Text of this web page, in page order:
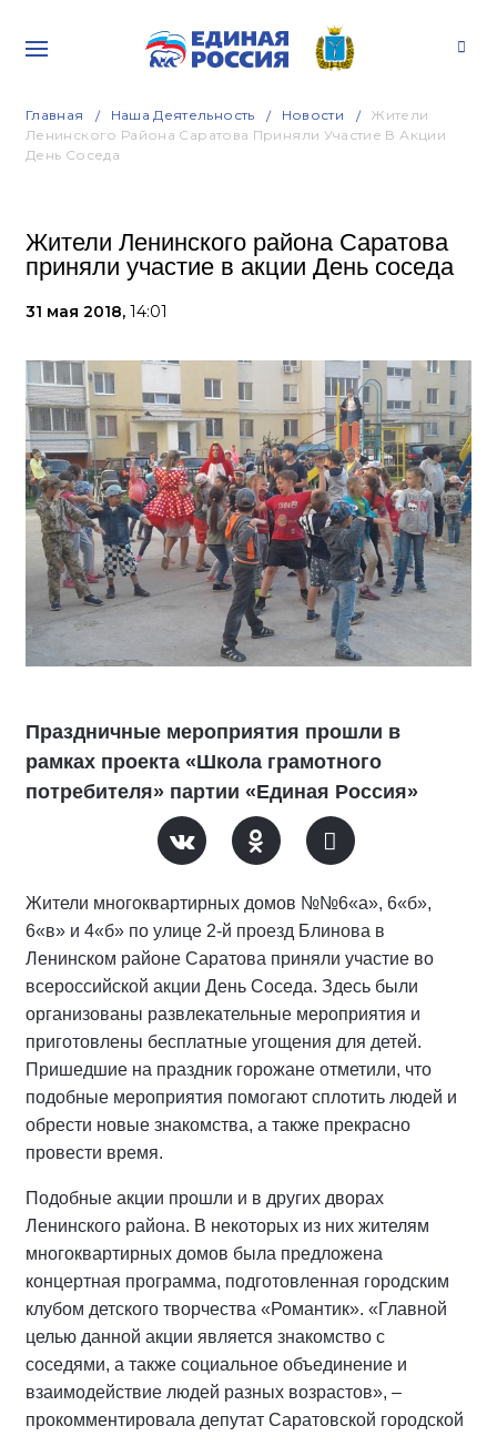
Главная Наша Деятельность Новости
Жители
Ленинского Района Саратова Приняли Участие В Акции
День Соседа
Жители Ленинского района Саратова
приняли участие в акции День соседа
31 мая 2018, 14:01
Праздничные мероприятия прошли в
рамках проекта «Школа грамотного
потребителя» партии «Единая Россия»
Жители многоквартирных домов №№6«а», 6«б»,
6«в» и 4«б» по улице 2-й проезд Блинова в
Ленинском районе Саратова приняли участие во
всероссийской акции День Соседа. Здесь были
организованы развлекательные мероприятия и
приготовлены бесплатные угощения для детей.
Пришедшие на праздник горожане отметили, что
подобные мероприятия помогают сплотить людей и
обрести новые знакомства, а также прекрасно
провести время.
Подобные акции прошли и в других дворах
Ленинского района. В некоторых из них жителям
многоквартирных домов была предложена
концертная программа, подготовленная городским
клубом детского творчества «Романтик». «Главной
целью данной акции является знакомство с
соседями, а также социальное объединение и
взаимодействие людей разных возрастов», –
прокомментировала депутат Саратовской городской